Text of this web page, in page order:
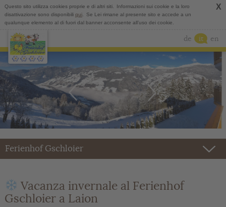
X
Questo sito utilizza cookies proprie e di altri siti.
Informazioni sui cookie e la loro
disattivazione sono disponibili qui.
Se Lei rimane al presente sito e accede a un
qualunque elemento al di fuori dal banner acconsente all’uso dei cookie.
de it en
Ferienhof Gschloier
Vacanza invernale al Ferienhof
Gschloier a Laion